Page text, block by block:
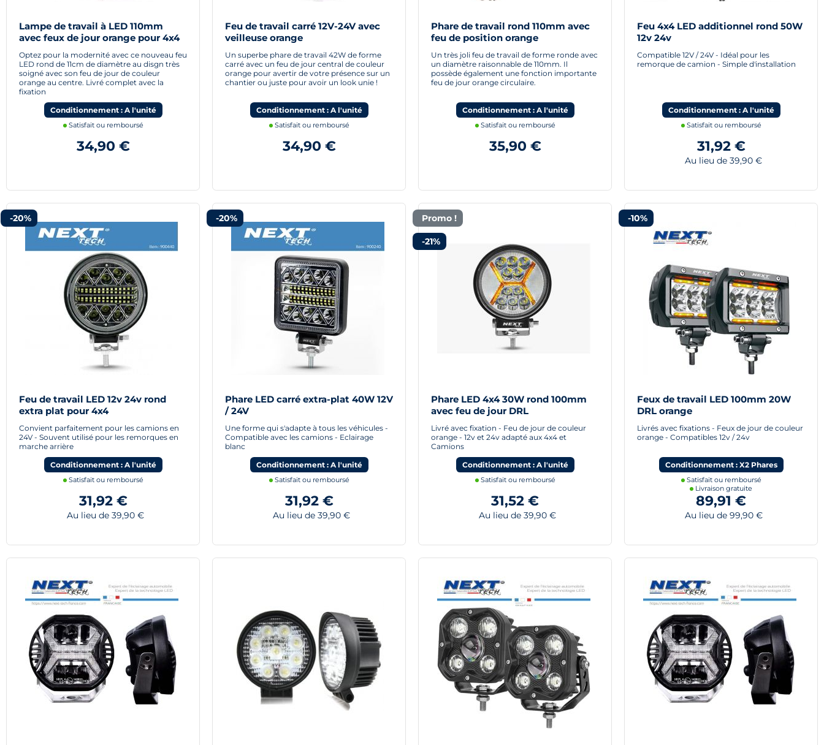
Lampe de travail à LED 110mm
avec feux de jour orange pour 4x4
et camion
Optez pour la modernité avec ce nouveau feu
LED rond de 11cm de diamètre au disgn très
soigné avec son feu de jour de couleur
orange au centre. Livré complet avec la
fixation
Conditionnement : A l'unité
Satisfait ou remboursé
34,90 €
Feu de travail carré 12V-24V avec
veilleuse orange
Un superbe phare de travail 42W de forme
carré avec un feu de jour central de couleur
orange pour avertir de votre présence sur un
chantier ou juste pour avoir un look unie !
Conditionnement : A l'unité
Satisfait ou remboursé
34,90 €
Phare de travail rond 110mm avec
feu de position orange
Un très joli feu de travail de forme ronde avec
un diamètre raisonnable de 110mm. Il
possède également une fonction importante
feu de jour orange circulaire.
Conditionnement : A l'unité
Satisfait ou remboursé
35,90 €
Feu 4x4 LED additionnel rond 50W
12v 24v
Compatible 12V / 24V - Idéal pour les
remorque de camion - Simple d'installation
Conditionnement : A l'unité
Satisfait ou remboursé
31,92 €
Au lieu de 39,90 €
-20%
Feu de travail LED 12v 24v rond
extra plat pour 4x4
Convient parfaitement pour les camions en
24V - Souvent utilisé pour les remorques en
marche arrière
Conditionnement : A l'unité
Satisfait ou remboursé
31,92 €
Au lieu de 39,90 €
-20%
Phare LED carré extra-plat 40W 12V
/ 24V
Une forme qui s'adapte à tous les véhicules -
Compatible avec les camions - Eclairage
blanc
Conditionnement : A l'unité
Satisfait ou remboursé
31,92 €
Au lieu de 39,90 €
Promo !
-21%
Phare LED 4x4 30W rond 100mm
avec feu de jour DRL
Livré avec fixation - Feu de jour de couleur
orange - 12v et 24v adapté aux 4x4 et
Camions
Conditionnement : A l'unité
Satisfait ou remboursé
31,52 €
Au lieu de 39,90 €
-10%
Feux de travail LED 100mm 20W
DRL orange
Livrés avec fixations - Feux de jour de couleur
orange - Compatibles 12v / 24v
Conditionnement : X2 Phares
Satisfait ou remboursé
Livraison gratuite
89,91 €
Au lieu de 99,90 €